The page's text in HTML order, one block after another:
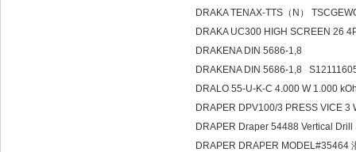
DRAKA TENAX-TTS（N）
DRAKA UC300 HIGH SCREEN 26
DRAKENA DIN 5686-1,8
DRAKENA DIN 5686-1,8
DRALO 55-U-K-C 4.000 W 1.000
DRAPER DPV100/3 PRESS VICE 3
DRAPER Draper 54488 Vertical
DRAPER DRAPER MODEL#35464